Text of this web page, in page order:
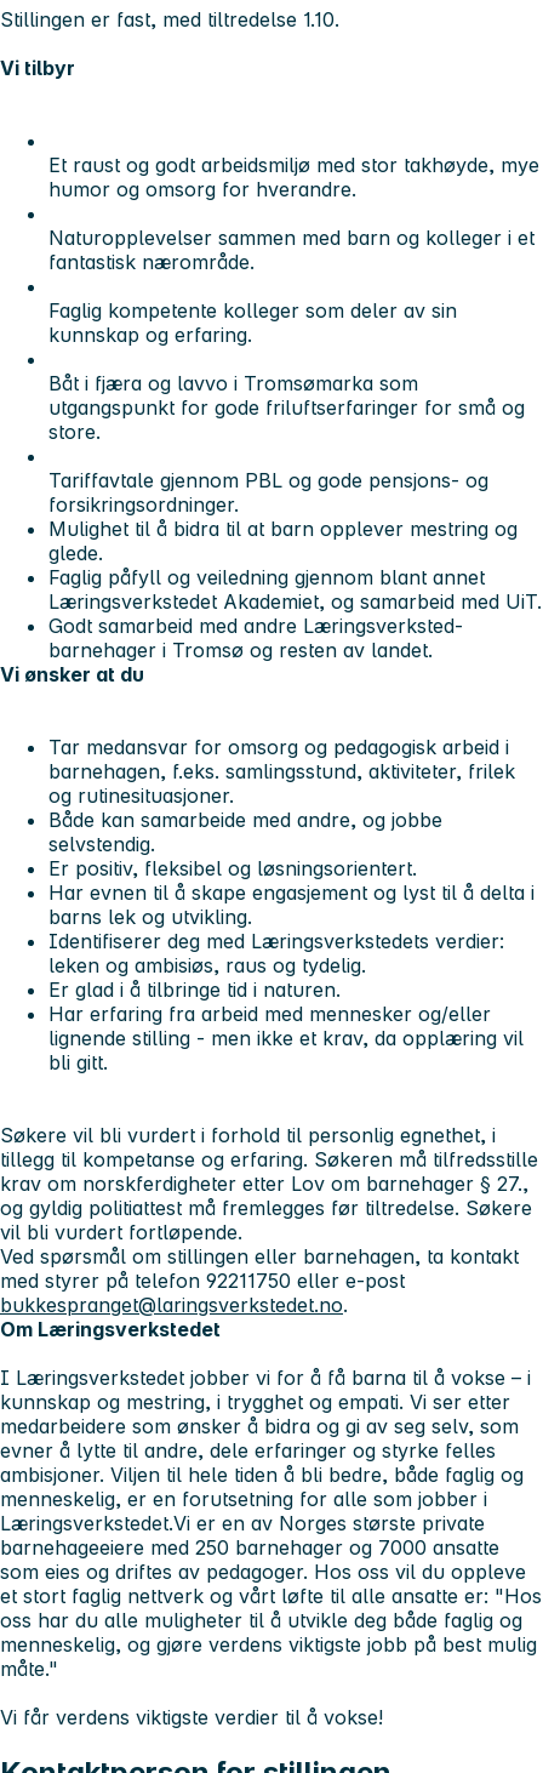
Stillingen er fast, med tiltredelse 1.10.
Vi tilbyr
Et raust og godt arbeidsmiljø med stor takhøyde, mye
humor og omsorg for hverandre.
Naturopplevelser sammen med barn og kolleger i et
fantastisk nærområde.
Faglig kompetente kolleger som deler av sin
kunnskap og erfaring.
Båt i fjæra og lavvo i Tromsømarka som
utgangspunkt for gode friluftserfaringer for små og
store.
Tariffavtale gjennom PBL og gode pensjons- og
forsikringsordninger.
Mulighet til å bidra til at barn opplever mestring og
glede.
Faglig påfyll og veiledning gjennom blant annet
Læringsverkstedet Akademiet, og samarbeid med UiT.
Godt samarbeid med andre Læringsverksted-
barnehager i Tromsø og resten av landet.
Vi ønsker at du
Tar medansvar for omsorg og pedagogisk arbeid i
barnehagen, f.eks. samlingsstund, aktiviteter, frilek
og rutinesituasjoner.
Både kan samarbeide med andre, og jobbe
selvstendig.
Er positiv, fleksibel og løsningsorientert.
Har evnen til å skape engasjement og lyst til å delta i
barns lek og utvikling.
Identifiserer deg med Læringsverkstedets verdier:
leken og ambisiøs, raus og tydelig.
Er glad i å tilbringe tid i naturen.
Har erfaring fra arbeid med mennesker og/eller
lignende stilling - men ikke et krav, da opplæring vil
bli gitt.
Søkere vil bli vurdert i forhold til personlig egnethet, i
tillegg til kompetanse og erfaring. Søkeren må tilfredsstille
krav om norskferdigheter etter Lov om barnehager § 27.,
og gyldig politiattest må fremlegges før tiltredelse. Søkere
vil bli vurdert fortløpende.
Ved spørsmål om stillingen eller barnehagen, ta kontakt
med styrer på telefon 92211750 eller e-post
bukkespranget@laringsverkstedet.no.
Om Læringsverkstedet
I Læringsverkstedet jobber vi for å få barna til å vokse – i
kunnskap og mestring, i trygghet og empati. Vi ser etter
medarbeidere som ønsker å bidra og gi av seg selv, som
evner å lytte til andre, dele erfaringer og styrke felles
ambisjoner. Viljen til hele tiden å bli bedre, både faglig og
menneskelig, er en forutsetning for alle som jobber i
Læringsverkstedet.Vi er en av Norges største private
barnehageeiere med 250 barnehager og 7000 ansatte
som eies og driftes av pedagoger. Hos oss vil du oppleve
et stort faglig nettverk og vårt løfte til alle ansatte er: "Hos
oss har du alle muligheter til å utvikle deg både faglig og
menneskelig, og gjøre verdens viktigste jobb på best mulig
måte."
Vi får verdens viktigste verdier til å vokse!